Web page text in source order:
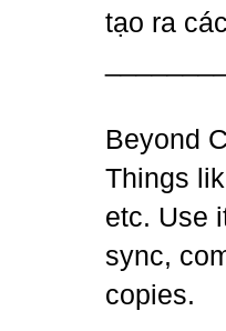
tạo ra
Beyond
Things
etc. Use
sync,
copies.